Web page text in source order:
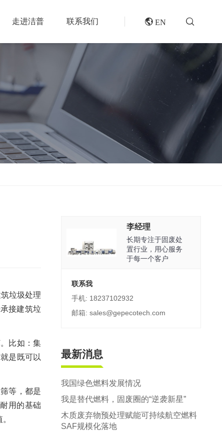
封闭式破碎系统
废轮胎热解系统
橡胶破胶机组
分选分离设备
滚筒筛
磁选机
涡电流分选机
专题报道
风电叶片回收处理方案及核心设备
垃圾衍生燃料RDF/SRF生产线系统
再生资源绿色分拣中心的建设规划和设备选择
水泥窑协同处置固废预处理系统
郑州市中原区生活垃圾分拣中心项目
建筑,装修,大件垃圾三位一体联合处置
走进洁普 联系我们  EN
垃圾处理
接建筑垃
比如：集
是既可以
等，都是
用的基础
李经理
长期专注于固废处
置行业，用心服务
于每一个客户
联系我
手机: 18237102932
邮箱: sales@gepecotech.com
最新消息
我国绿色燃料发展情况
我是替代燃料，固废圈的“逆袭新星”
木质废弃物预处理赋能可持续航空燃料
SAF规模化落地